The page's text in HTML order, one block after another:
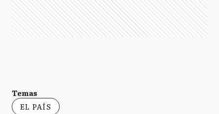
Temas
EL PAÍS